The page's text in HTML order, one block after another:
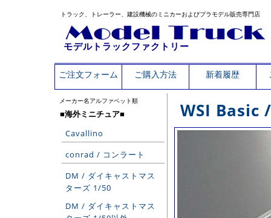
トラック、トレーラー、建設機械のミニカーおよびプラモデル販売専門店
モデルトラックファクトリー
ご注文フォーム ご購入方法 新着履歴
メーカー名アルファベット順
■海外ミニチュア■
Cavallino
conrad / コンラート
DM / ダイキャストマス
ターズ 1/50
DM / ダイキャストマス
WSI Basic